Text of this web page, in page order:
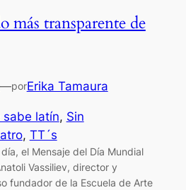
más transparente de
—porErika Tamaura
sabe latín, Sin
, TT´s
el Mensaje del Día Mundial
Vassiliev, director y
fundador de la Escuela de Arte